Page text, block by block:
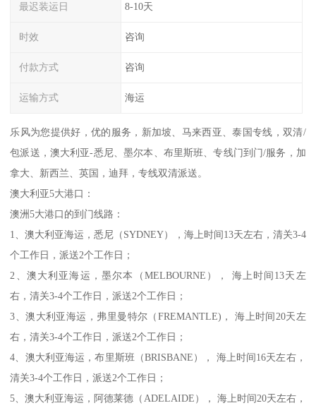
最迟装运日 8-10天
时效 咨询
付款方式 咨询
运输方式 海运
乐风为您提供好，优的服务，新加坡、马来西亚、泰国专线，双清/
包派送，澳大利亚-悉尼、墨尔本、布里斯班、专线门到门/服务，加
拿大、新西兰、英国，迪拜，专线双清派送。
澳大利亚5大港口：
澳洲5大港口的到门线路：
1、澳大利亚海运，悉尼（SYDNEY），海上时间13天左右，清关3-4
个工作日，派送2个工作日；
2、澳大利亚海运，墨尔本（MELBOURNE）， 海上时间13天左
右，清关3-4个工作日，派送2个工作日；
3、澳大利亚海运，弗里曼特尔（FREMANTLE)， 海上时间20天左
右，清关3-4个工作日，派送2个工作日；
4、澳大利亚海运，布里斯班（BRISBANE）， 海上时间16天左右，
清关3-4个工作日，派送2个工作日；
5、澳大利亚海运，阿德莱德（ADELAIDE）， 海上时间20天左右，